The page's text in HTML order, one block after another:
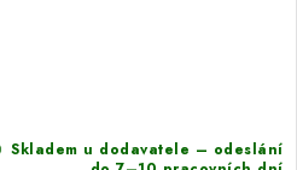
Skladem u dodavatele – odeslání